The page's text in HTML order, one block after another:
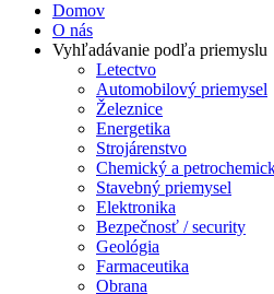
Domov
O nás
Vyhľadávanie podľa priemyslu
Letectvo
Automobilový priemysel
Železnice
Energetika
Strojárenstvo
Chemický a
Stavebný priemysel
Elektronika
Bezpečnosť / security
Geológia
Farmaceutika
Obrana